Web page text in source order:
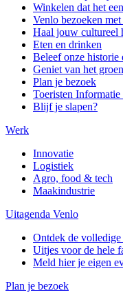
Winkelen dat het
Venlo bezoeken
Haal jouw cultureel
Eten en drinken
Beleef onze historie
Geniet van het groen
Plan je bezoek
Toeristen Informatie
Blijf je slapen?
Werk
Innovatie
Logistiek
Agro, food & tech
Maakindustrie
Uitagenda Venlo
Ontdek de volledige
Uitjes voor de hele
Meld hier je eigen
Plan je bezoek